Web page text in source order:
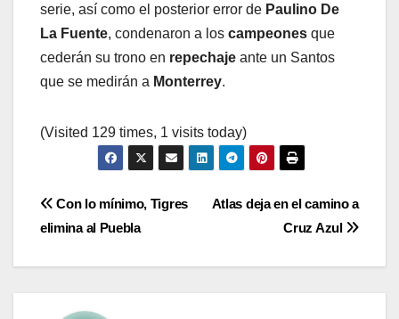
serie, así como el posterior error de Paulino De
La Fuente, condenaron a los campeones que
cederán su trono en repechaje ante un Santos
que se medirán a Monterrey.
(Visited 129 times, 1 visits today)
Navegación
Atlas deja en el camino a
Cruz Azul
Con lo mínimo, Tigres
elimina al Puebla